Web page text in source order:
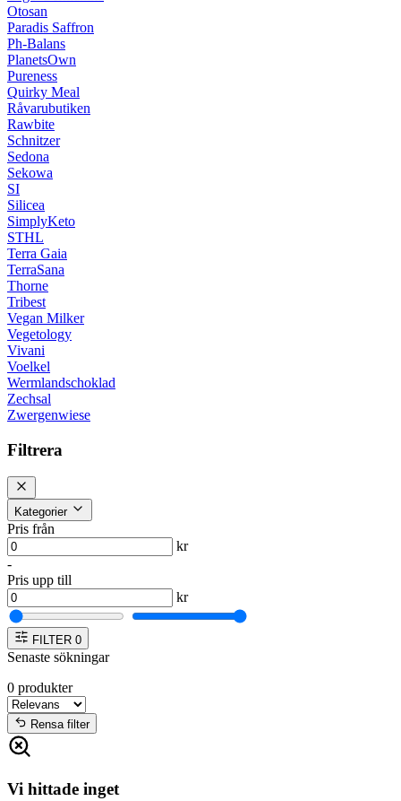
Otosan
Paradis Saffron
Ph-Balans
PlanetsOwn
Pureness
Quirky Meal
Råvarubutiken
Rawbite
Schnitzer
Sedona
Sekowa
SI
Silicea
SimplyKeto
STHL
Terra Gaia
TerraSana
Thorne
Tribest
Vegan Milker
Vegetology
Vivani
Voelkel
Wermlandschoklad
Zechsal
Zwergenwiese
Filtrera
Kategorier
Pris från
kr
-
Pris upp till
kr
FILTER 0
Senaste sökningar
0 produkter
Rensa filter
Vi hittade inget